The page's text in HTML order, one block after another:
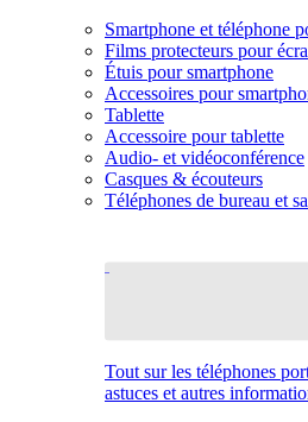
Smartphone et téléphone
Films protecteurs pour
Étuis pour smartphone
Accessoires pour
Tablette
Accessoire pour tablette
Audio- et vidéoconférence
Casques & écouteurs
Téléphones de bureau et
Tout sur les téléphones
astuces et autres